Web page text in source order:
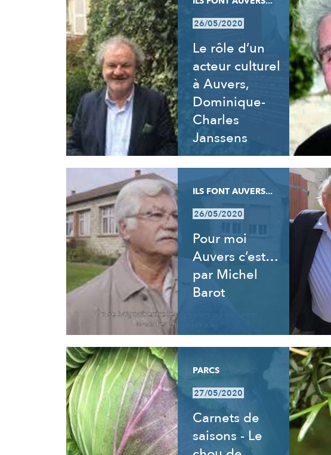
26/05/2020
Le rôle d’un
acteur culturel
à Auvers,
Dominique-
Charles
Janssens
ILS FONT AUVERS...
26/05/2020
Pour moi
Auvers c’est…
par Michel
Barot
PARCS
27/05/2020
Carnets de
saisons - Le